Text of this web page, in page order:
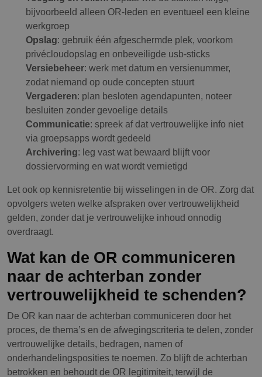
bijvoorbeeld alleen OR-leden en eventueel een kleine
werkgroep
Opslag: gebruik één afgeschermde plek, voorkom
privécloudopslag en onbeveiligde usb-sticks
Versiebeheer: werk met datum en versienummer,
zodat niemand op oude concepten stuurt
Vergaderen: plan besloten agendapunten, noteer
besluiten zonder gevoelige details
Communicatie: spreek af dat vertrouwelijke info niet
via groepsapps wordt gedeeld
Archivering: leg vast wat bewaard blijft voor
dossiervorming en wat wordt vernietigd
Let ook op kennisretentie bij wisselingen in de OR. Zorg dat
opvolgers weten welke afspraken over vertrouwelijkheid
gelden, zonder dat je vertrouwelijke inhoud onnodig
overdraagt.
Wat kan de OR communiceren
naar de achterban zonder
vertrouwelijkheid te schenden?
De OR kan naar de achterban communiceren door het
proces, de thema’s en de afwegingscriteria te delen, zonder
vertrouwelijke details, bedragen, namen of
onderhandelingsposities te noemen. Zo blijft de achterban
betrokken en behoudt de OR legitimiteit, terwijl de